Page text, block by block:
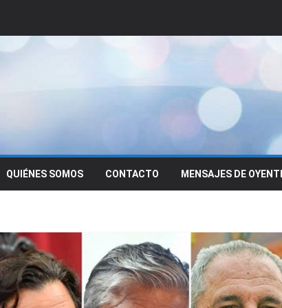
QUIÉNES SOMOS CONTACTO MENSAJES DE